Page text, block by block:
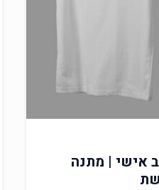
אישי | מתנה